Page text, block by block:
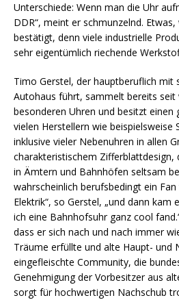
Unterschiede: Wenn man die Uhr
DDR“, meint er schmunzelnd.
bestätigt, denn viele industrielle
sehr eigentümlich riechende
Timo Gerstel, der hauptberuflich mit
Autohaus führt, sammelt bereits seit
besonderen Uhren und besitzt einen
vielen Herstellern wie beispielsweise
inklusive vieler Nebenuhren in allen
charakteristischem Zifferblattdesign,
in Ämtern und Bahnhöfen seltsam
wahrscheinlich berufsbedingt ein
Elektrik“, so Gerstel, „und dann kam
ich eine Bahnhofsuhr ganz cool
dass er sich nach und nach immer
Träume erfüllte und alte Haupt- und
eingefleischte Community, die
Genehmigung der Vorbesitzer aus
sorgt für hochwertigen Nachschub